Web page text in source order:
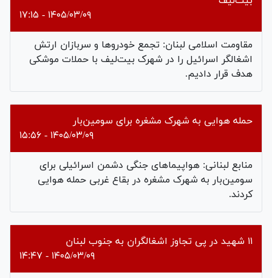
۱۴۰۵/۰۳/۰۹ - ۱۷:۱۵
مقاومت اسلامی لبنان: تجمع خودروها و سربازان ارتش
اشغالگر اسرائیل را در شهرک بیت‌لیف با حملات موشکی
هدف قرار دادیم.
حمله هوایی به شهرک مشغره برای سومین‌بار
۱۴۰۵/۰۳/۰۹ - ۱۵:۵۶
منابع لبنانی: هواپیماهای جنگی دشمن اسرائیلی برای
سومین‌بار به شهرک مشغره در بقاع غربی حمله هوایی
کردند.
۱۱ شهید در پی تجاوز اشغالگران به جنوب لبنان
۱۴۰۵/۰۳/۰۹ - ۱۴:۴۷